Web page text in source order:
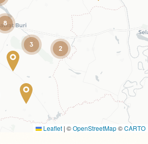
3
8
2
Leaflet | ©OpenStreetMap©CARTO